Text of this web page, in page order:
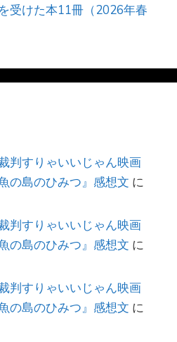
受けた本11冊（2026年春
判すりゃいいじゃん映画
の島のひみつ』感想文 に
判すりゃいいじゃん映画
の島のひみつ』感想文 に
判すりゃいいじゃん映画
の島のひみつ』感想文 に